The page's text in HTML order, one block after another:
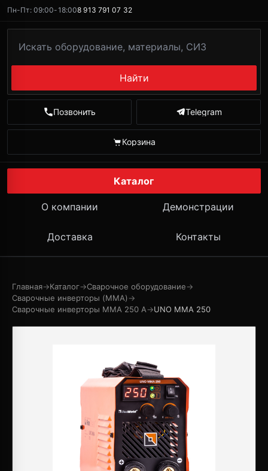
Пн-Пт: 09:00-18:008 913 791 07 32
Найти
Позвонить Telegram
Корзина
Каталог
О компании Демонстрации
Доставка Контакты
Главная→Каталог→Сварочное оборудование→
Сварочные инверторы (MMA)→
Сварочные инверторы MMA 250 А→UNO MMA 250